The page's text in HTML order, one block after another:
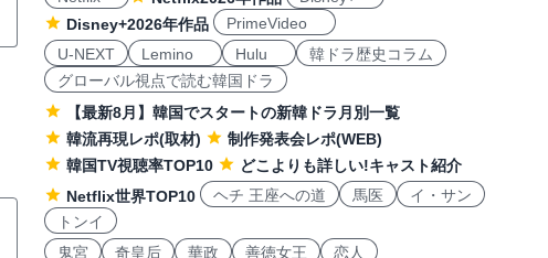
Disney+2026年作品
PrimeVideo
U-NEXT
Lemino Hulu
韓ドラ歴史コラム
グローバル視点で読む韓国ドラ
【最新8月】韓国でスタートの新韓ドラ月別一覧
韓流再現レポ(取材)
制作発表会レポ(WEB)
韓国TV視聴率TOP10
どこよりも詳しい!キャスト紹介
Netflix世界TOP10
ヘチ 王座への道 馬医
イ・サン
トンイ
鬼宮
奇皇后 華政 善徳女王
恋人